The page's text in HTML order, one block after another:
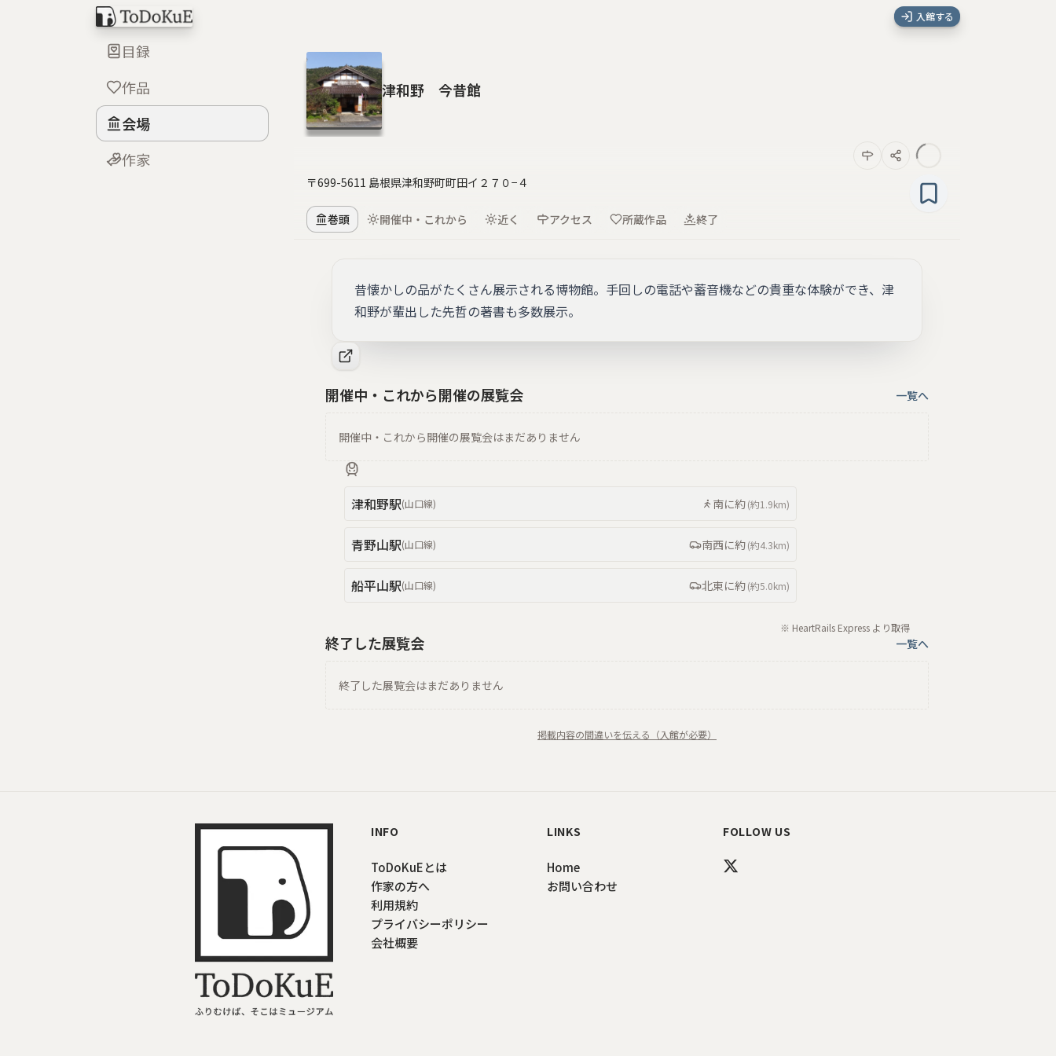
入館する
目録
作品
会場
作家
津和野 今昔館
〒699-5611 島根県津和野町町田イ２７０−４
巻頭 開催中・これから 近く アクセス 所蔵作品 終了
昔懐かしの品がたくさん展示される博物館。手回しの電話や蓄音機などの貴重な体験ができ、津
和野が輩出した先哲の著書も多数展示。
開催中・これから開催の展覧会 一覧へ
開催中・これから開催の展覧会はまだありません
津和野駅(山口線) 南に約(約1.9km)
青野山駅(山口線) 南西に約(約4.3km)
船平山駅(山口線) 北東に約(約5.0km)
※ HeartRails Express より取得
終了した展覧会 一覧へ
終了した展覧会はまだありません
掲載内容の間違いを伝える（入館が必要）
INFO
ToDoKuEとは
作家の方へ
利用規約
プライバシーポリシー
会社概要
LINKS
Home
お問い合わせ
FOLLOW US